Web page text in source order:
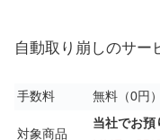
自動取り崩しのサー
手数料 無料（0円）
対象商品
当社でお預